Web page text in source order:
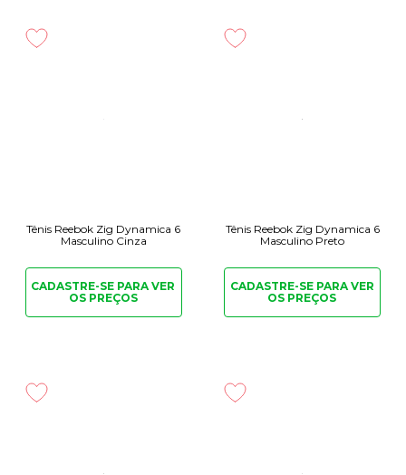
Tênis Reebok Zig Dynamica 6
Masculino Cinza
CADASTRE-SE PARAVER
OS PREÇOS
Tênis Reebok Zig Dynamica 6
Masculino Preto
CADASTRE-SE PARAVER
OS PREÇOS